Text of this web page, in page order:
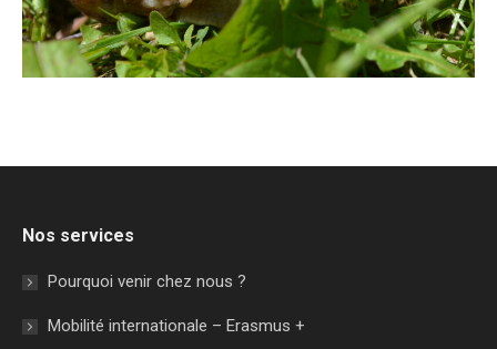
Nos services
Pourquoi venir chez nous ?
Mobilité internationale – Erasmus +